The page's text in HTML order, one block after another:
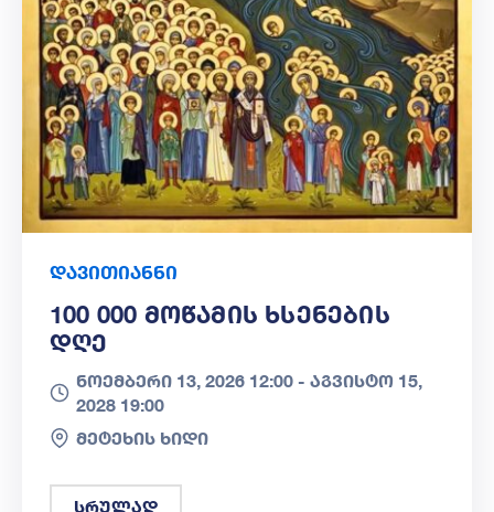
დავითიანნი
100 000 Მოწამის Ხსენების
Დღე
ნოემბერი 13, 2026 12:00 - აგვისტო 15,
2028 19:00
მეტეხის ხიდი
სრულად